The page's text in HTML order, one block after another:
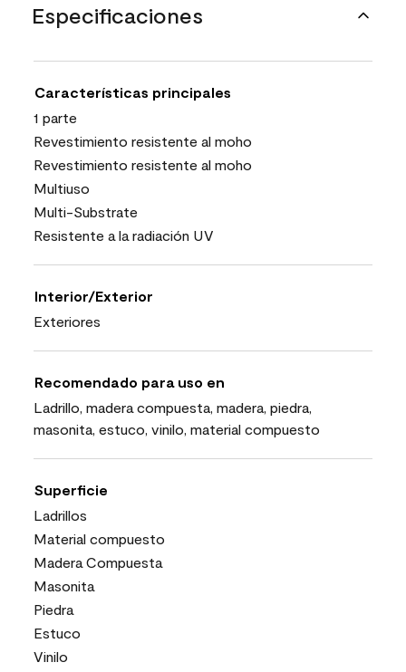
Especificaciones
Características principales
1 parte
Revestimiento resistente al moho
Revestimiento resistente al moho
Multiuso
Multi-Substrate
Resistente a la radiación UV
Interior/Exterior
Exteriores
Recomendado para uso en
Ladrillo, madera compuesta, madera, piedra,
masonita, estuco, vinilo, material compuesto
Superficie
Ladrillos
Material compuesto
Madera Compuesta
Masonita
Piedra
Estuco
Vinilo